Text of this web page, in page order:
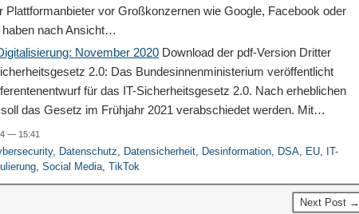
Plattformanbieter vor Großkonzernen wie Google, Facebook oder
nach Ansicht…
November 2020 Download der pdf-Version Dritter
2.0: Das Bundesinnenministerium veröffentlicht
für das IT-Sicherheitsgesetz 2.0. Nach erheblichen
das Gesetz im Frühjahr 2021 verabschiedet werden. Mit…
— 15:41
, Datenschutz, Datensicherheit, Desinformation, DSA, EU, IT-
, Social Media, TikTok
Next Post →